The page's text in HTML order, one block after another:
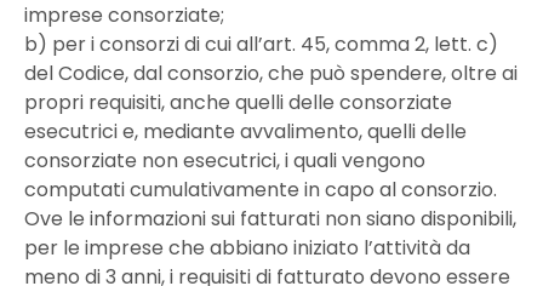
imprese consorziate;
b) per i consorzi di cui all’art. 45, comma 2, lett. c)
del Codice, dal consorzio, che può spendere, oltre ai
propri requisiti, anche quelli delle consorziate
esecutrici e, mediante avvalimento, quelli delle
consorziate non esecutrici, i quali vengono
computati cumulativamente in capo al consorzio.
Ove le informazioni sui fatturati non siano disponibili,
per le imprese che abbiano iniziato l’attività da
meno di 3 anni, i requisiti di fatturato devono essere